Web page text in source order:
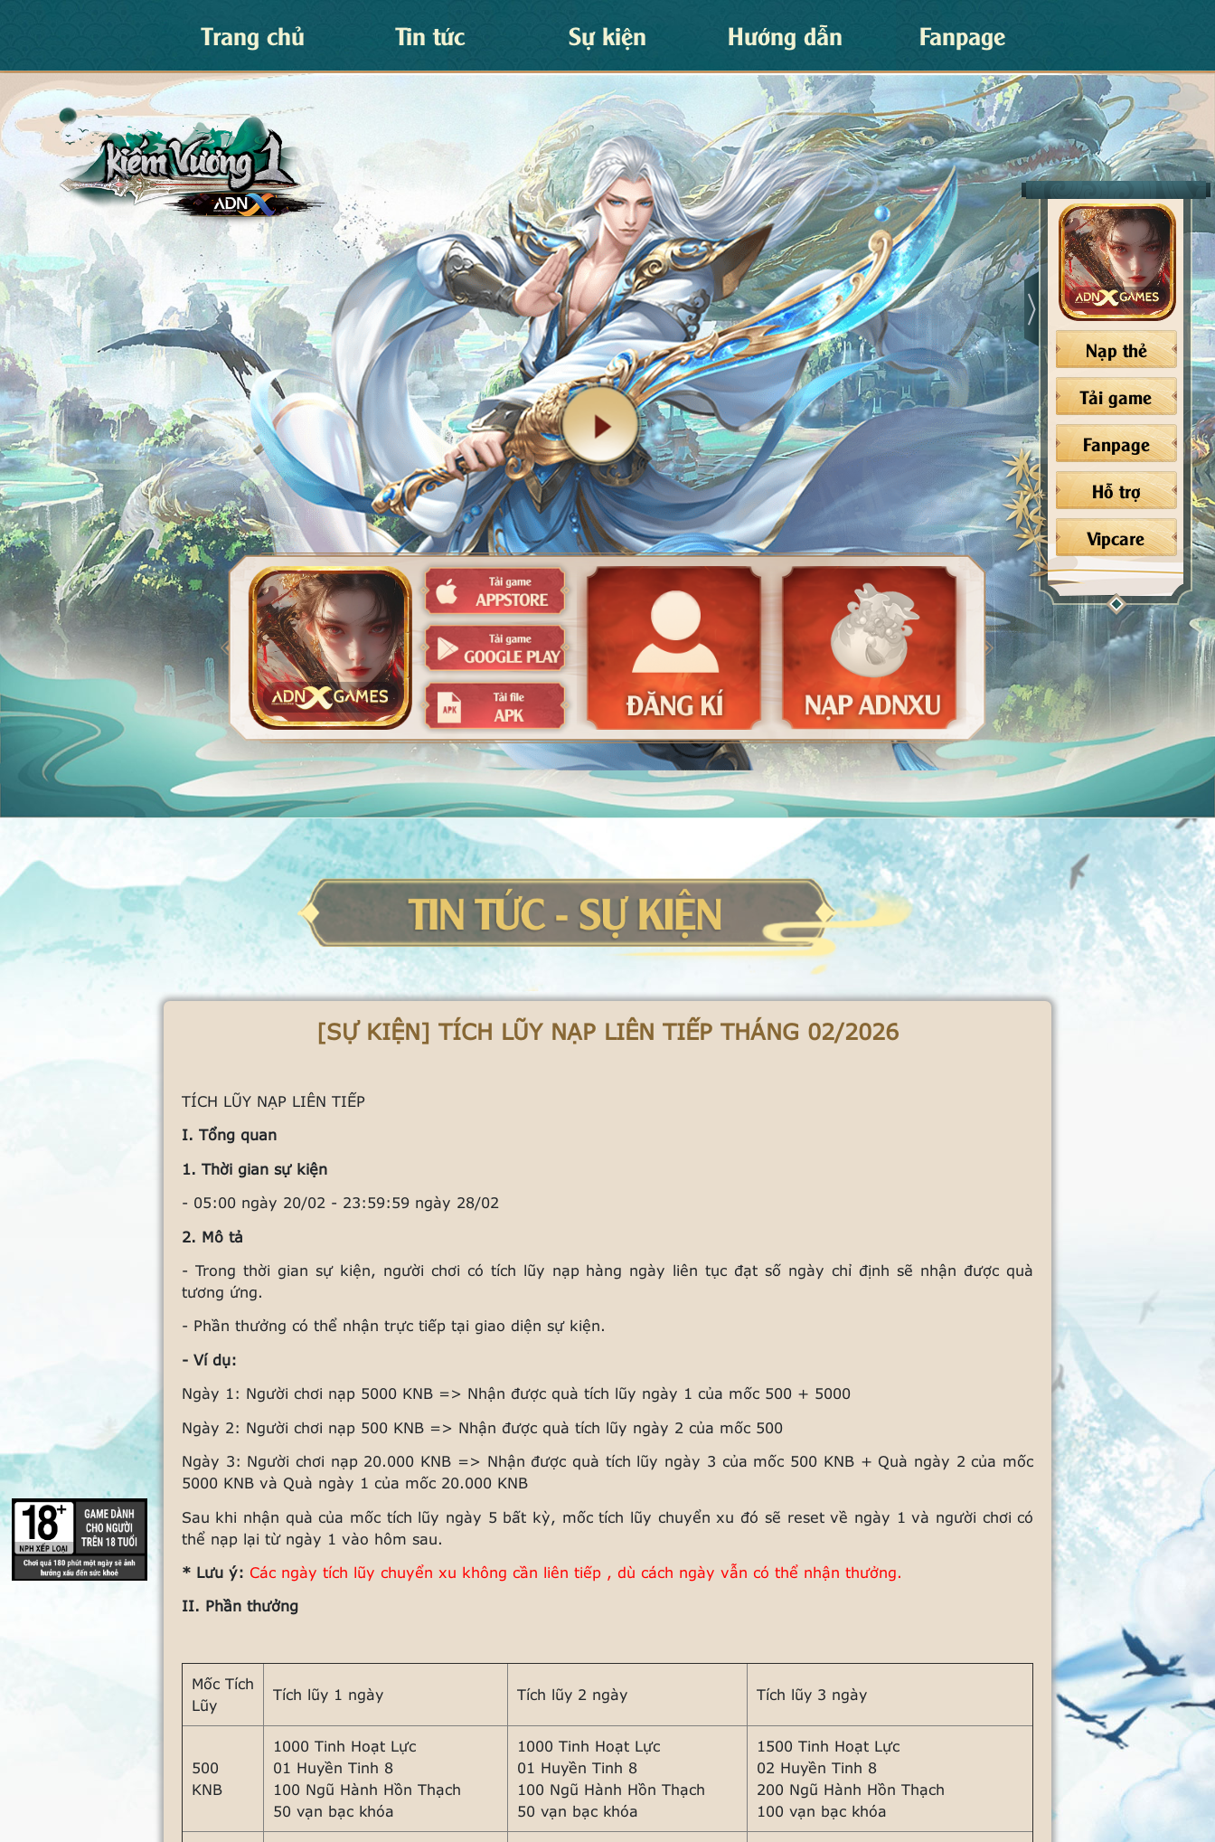
Nạp thẻ
Tải game
Fanpage
Hỗ trợ
Vipcare
Trang chủ Tin tức Sự kiện Hướng dẫn Fanpage
[SỰ KIỆN] TÍCH LŨY NẠP LIÊN TIẾP THÁNG 02/2026
TÍCH LŨY NẠP LIÊN TIẾP
I. Tổng quan
1. Thời gian sự kiện
- 05:00 ngày 20/02 - 23:59:59 ngày 28/02
2. Mô tả
- Trong thời gian sự kiện, người chơi có tích lũy nạp hàng ngày liên tục đạt số ngày chỉ định sẽ nhận được quà
tương ứng.
- Phần thưởng có thể nhận trực tiếp tại giao diện sự kiện.
- Ví dụ:
Ngày 1: Người chơi nạp 5000 KNB => Nhận được quà tích lũy ngày 1 của mốc 500 + 5000
Ngày 2: Người chơi nạp 500 KNB => Nhận được quà tích lũy ngày 2 của mốc 500
Ngày 3: Người chơi nạp 20.000 KNB => Nhận được quà tích lũy ngày 3 của mốc 500 KNB + Quà ngày 2 của mốc
5000 KNB và Quà ngày 1 của mốc 20.000 KNB
Sau khi nhận quà của mốc tích lũy ngày 5 bất kỳ, mốc tích lũy chuyển xu đó sẽ reset về ngày 1 và người chơi có
thể nạp lại từ ngày 1 vào hôm sau.
* Lưu ý: Các ngày tích lũy chuyển xu không cần liên tiếp , dù cách ngày vẫn có thể nhận thưởng.
II. Phần thưởng
Mốc Tích
Lũy
Tích lũy 1 ngày Tích lũy 2 ngày Tích lũy 3 ngày
500
KNB
1000 Tinh Hoạt Lực
01 Huyền Tinh 8
100 Ngũ Hành Hồn Thạch
50 vạn bạc khóa
1000 Tinh Hoạt Lực
01 Huyền Tinh 8
100 Ngũ Hành Hồn Thạch
50 vạn bạc khóa
1500 Tinh Hoạt Lực
02 Huyền Tinh 8
200 Ngũ Hành Hồn Thạch
100 vạn bạc khóa